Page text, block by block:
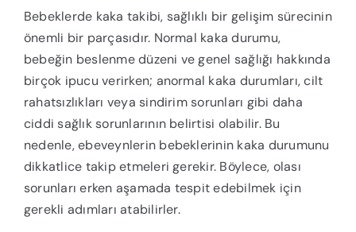
Bebeklerde kaka takibi, sağlıklı bir gelişim sürecinin
önemli bir parçasıdır. Normal kaka durumu,
bebeğin beslenme düzeni ve genel sağlığı hakkında
birçok ipucu verirken; anormal kaka durumları, cilt
rahatsızlıkları veya sindirim sorunları gibi daha
ciddi sağlık sorunlarının belirtisi olabilir. Bu
nedenle, ebeveynlerin bebeklerinin kaka durumunu
dikkatlice takip etmeleri gerekir. Böylece, olası
sorunları erken aşamada tespit edebilmek için
gerekli adımları atabilirler.